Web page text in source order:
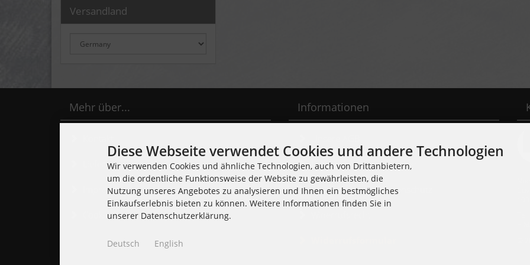
Versandland
Mehr über...
Lieferzeit
Impressum
Cookie Einstellungen
Informationen
Liefer- und Versandkosten
Privatsphäre und Datenschutz
©
Diese Webseite verwendet Cookies und andere Technologien
Wir verwenden Cookies und ähnliche Technologien, auch von Drittanbietern,
um die ordentliche Funktionsweise der Website zu gewährleisten, die
Nutzung unseres Angebotes zu analysieren und Ihnen ein bestmögliches
Einkaufserlebnis bieten zu können. Weitere Informationen finden Sie in
unserer Datenschutzerklärung.
Deutsch English